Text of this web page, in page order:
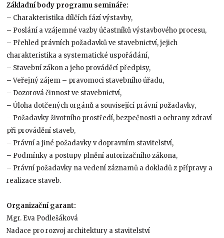
Základní body programu semináře:
– Charakteristika dílčích fází výstavby,
– Poslání a vzájemné vazby účastníků výstavbového procesu,
– Přehled právních požadavků ve stavebnictví, jejich
charakteristika a systematické uspořádání,
– Stavební zákon a jeho prováděcí předpisy,
– Veřejný zájem – pravomoci stavebního úřadu,
– Dozorová činnost ve stavebnictví,
– Úloha dotčených orgánů a související právní požadavky,
– Požadavky životního prostředí, bezpečnosti a ochrany zdraví
při provádění staveb,
– Právní a jiné požadavky v dopravním stavitelství,
– Podmínky a postupy plnění autorizačního zákona,
– Právní požadavky na vedení záznamů a dokladů z přípravy a
realizace staveb.
Organizační garant:
Mgr. Eva Podlešáková
Nadace pro rozvoj architektury a stavitelství